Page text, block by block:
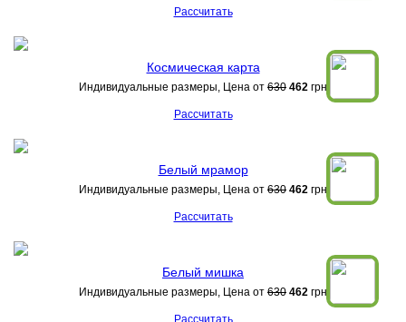
Рассчитать
Космическая карта
Индивидуальные размеры, Цена от 630 462 грн
Рассчитать
Белый мрамор
Индивидуальные размеры, Цена от 630 462 грн
Рассчитать
Белый мишка
Индивидуальные размеры, Цена от 630 462 грн
Рассчитать